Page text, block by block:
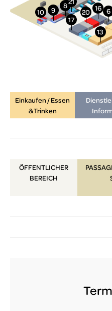
Einkaufen / Essen
& Trinken
ÖFFENTLICHER
BEREICH